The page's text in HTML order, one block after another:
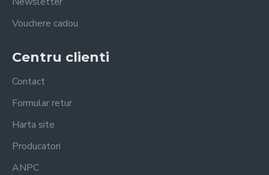
Vouchere cadou
Centru clienti
Contact
Formular retur
Harta site
Producatori
ANPC